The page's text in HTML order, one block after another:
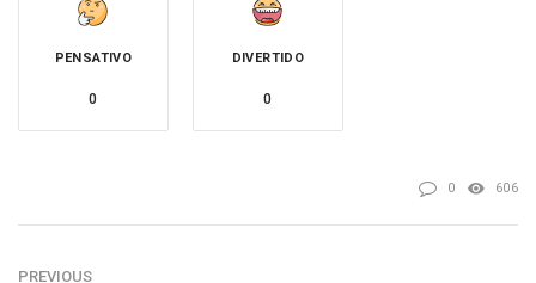
PENSATIVO
0
DIVERTIDO
0
0 606
PREVIOUS